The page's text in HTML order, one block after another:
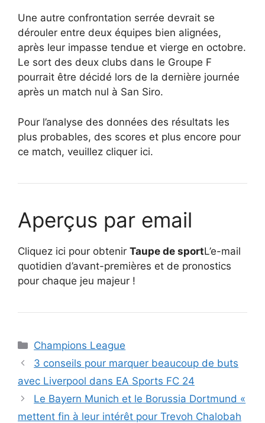
Une autre confrontation serrée devrait se
dérouler entre deux équipes bien alignées,
après leur impasse tendue et vierge en octobre.
Le sort des deux clubs dans le Groupe F
pourrait être décidé lors de la dernière journée
après un match nul à San Siro.
Pour l’analyse des données des résultats les
plus probables, des scores et plus encore pour
ce match, veuillez cliquer ici.
Aperçus par email
Cliquez ici pour obtenir Taupe de sportL’e-mail
quotidien d’avant-premières et de pronostics
pour chaque jeu majeur !
Catégories
Champions League
3 conseils pour marquer beaucoup de buts
avec Liverpool dans EA Sports FC 24
Le Bayern Munich et le Borussia Dortmund «
mettent fin à leur intérêt pour Trevoh Chalobah